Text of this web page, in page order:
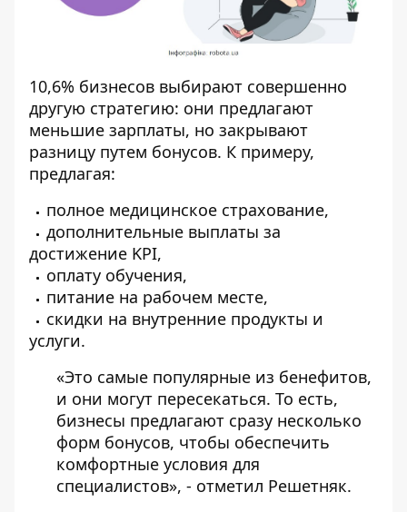
10,6% бизнесов выбирают совершенно
другую стратегию: они предлагают
меньшие зарплаты, но закрывают
разницу путем бонусов. К примеру,
предлагая:
полное медицинское страхование,
дополнительные выплаты за
достижение KPI,
оплату обучения,
питание на рабочем месте,
скидки на внутренние продукты и
услуги.
«Это самые популярные из бенефитов,
и они могут пересекаться. То есть,
бизнесы предлагают сразу несколько
форм бонусов, чтобы обеспечить
комфортные условия для
специалистов», - отметил Решетняк.